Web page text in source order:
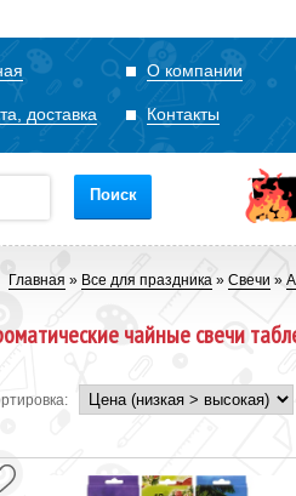
О компании
доставка Контакты
Поиск
Главная » Все для праздника » Свечи »
чайные свечи